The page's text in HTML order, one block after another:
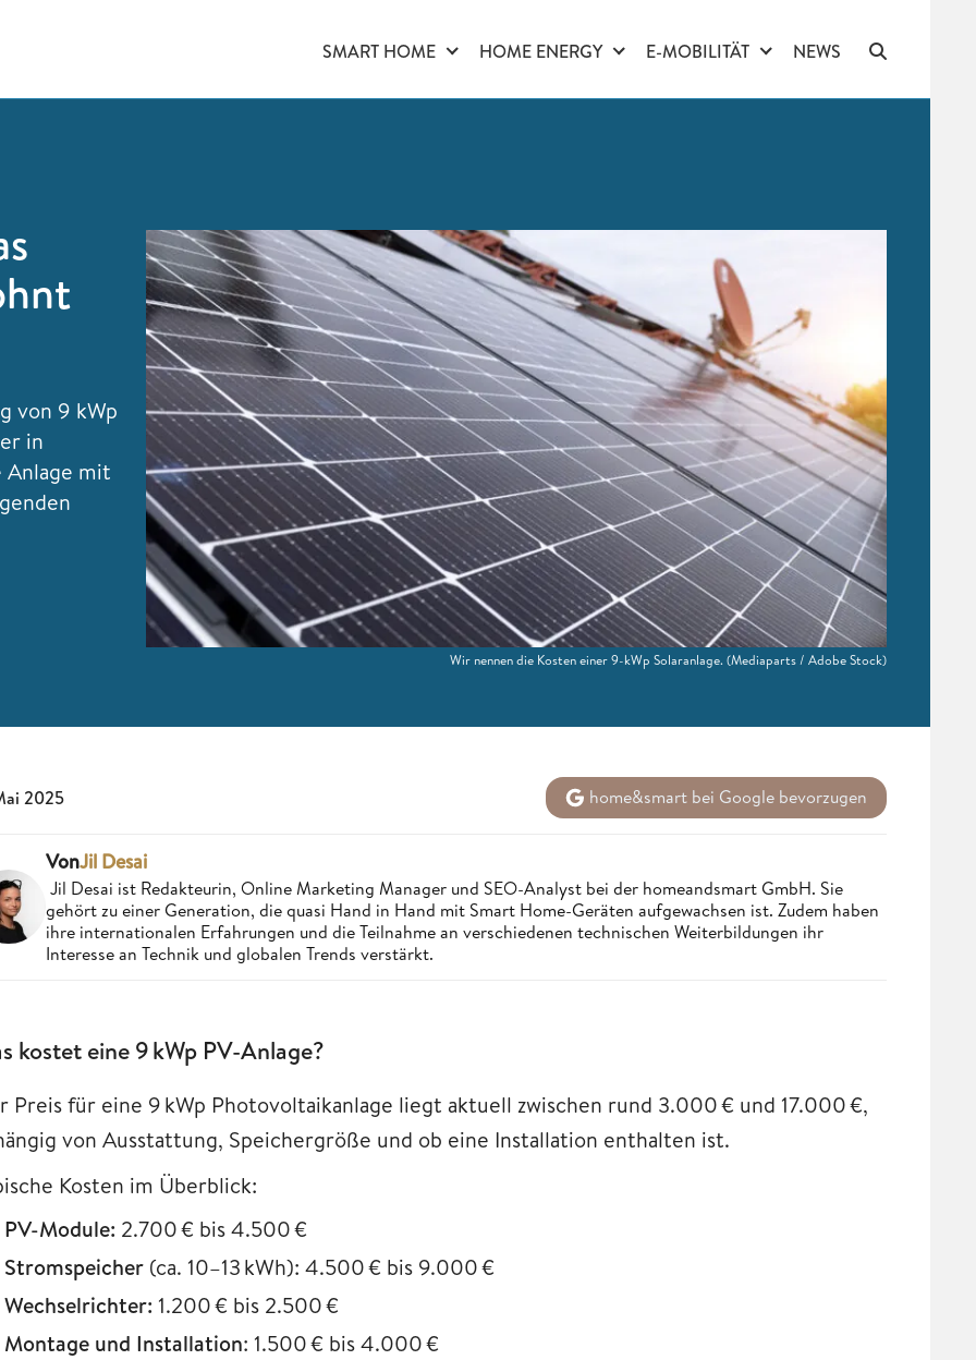
SMART HOME HOME ENERGY E-MOBILITÄT NEWS
von 9 kWp
in
Anlage mit
Wir nennen die Kosten einer 9-kWp Solaranlage.(Mediaparts / Adobe Stock)
2025 home&smart bei Google bevorzugen
VonJil Desai
Jil Desai ist Redakteurin, Online Marketing Manager und SEO-Analyst bei der homeandsmart GmbH. Sie
gehört zu einer Generation, die quasi Hand in Hand mit Smart Home-Geräten aufgewachsen ist. Zudem haben
ihre internationalen Erfahrungen und die Teilnahme an verschiedenen technischen Weiterbildungen ihr
Interesse an Technik und globalen Trends verstärkt.
kostet eine 9 kWp PV-Anlage?
Preis für eine 9 kWp Photovoltaikanlage liegt aktuell zwischen rund 3.000 € und 17.000 €,
von Ausstattung, Speichergröße und ob eine Installation enthalten ist.
Kosten im Überblick:
PV-Module: 2.700 € bis 4.500 €
Stromspeicher (ca. 10–13 kWh): 4.500 € bis 9.000 €
Wechselrichter: 1.200 € bis 2.500 €
Montage und Installation: 1.500 € bis 4.000 €